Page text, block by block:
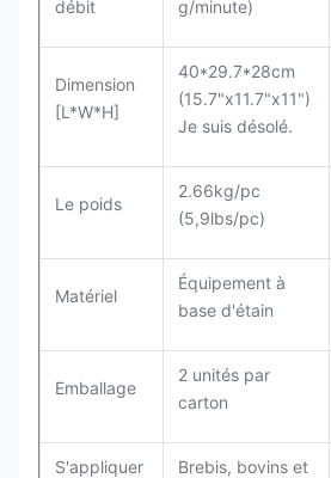
débit g/minute)
Dimension
[L*W*H]
40*29.7*28cm
(15.7"x11.7"x11")
Je suis désolé.
Le poids
2.66kg/pc
(5,9lbs/pc)
Matériel
Équipement à
base d'étain
Emballage
2 unités par
carton
S'appliquer
Brebis, bovins et